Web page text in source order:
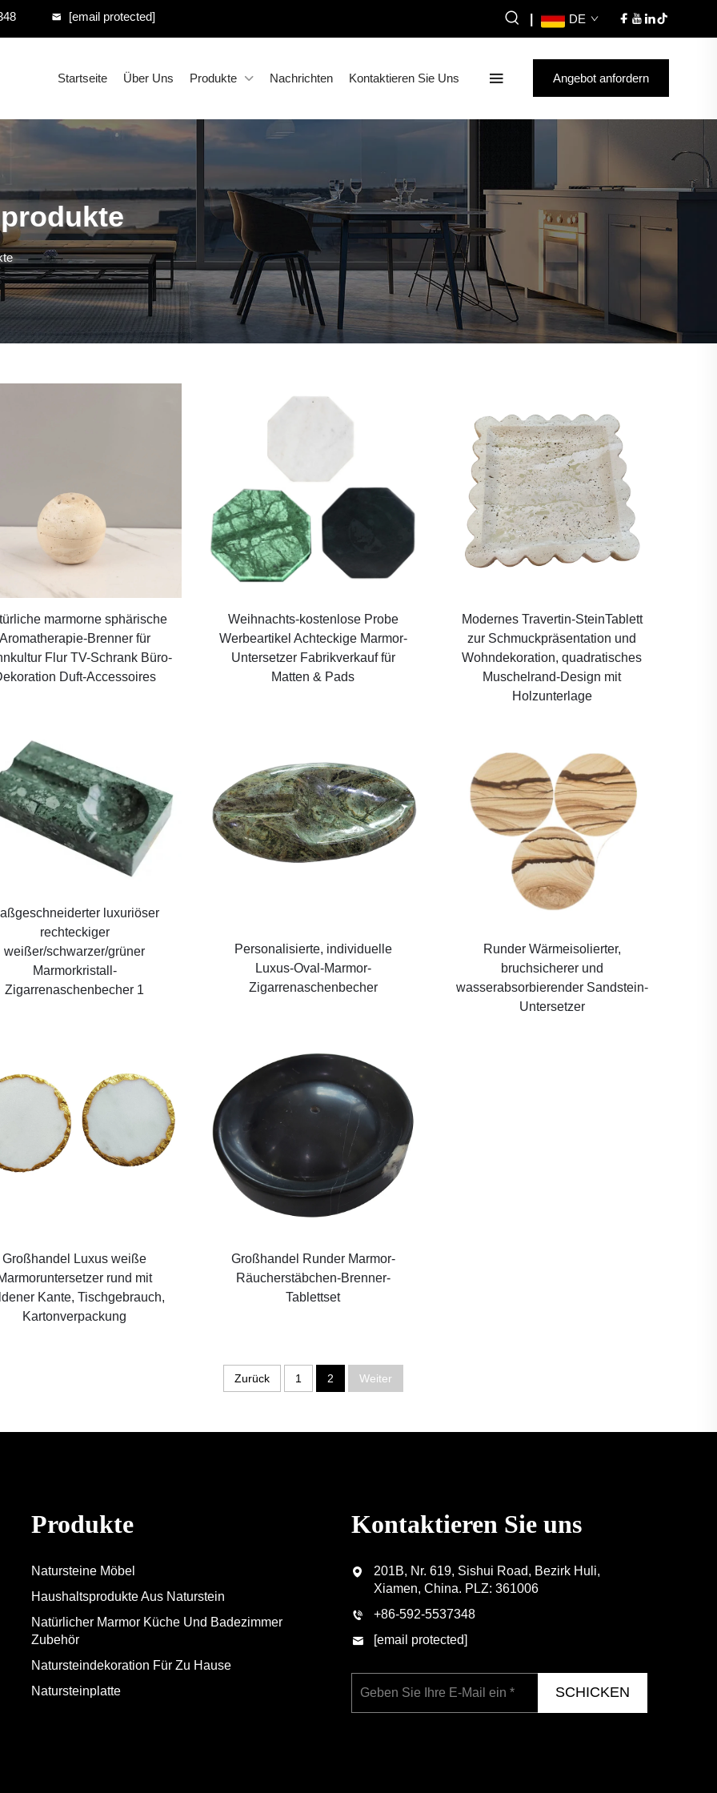
[email protected] DE
Startseite Über Uns Produkte Nachrichten Kontaktieren Sie Uns Angebot anfordern
marmorne sphärische
Brenner für
Flur TV-Schrank Büro-
Duft-Accessoires
Weihnachts-kostenlose Probe
Werbeartikel Achteckige Marmor-
Untersetzer Fabrikverkauf für
Matten & Pads
Modernes Travertin-SteinTablett
zur Schmuckpräsentation und
Wohndekoration, quadratisches
Muschelrand-Design mit
Holzunterlage
luxuriöser
rechteckiger
weißer/schwarzer/grüner
Marmorkristall-
Zigarrenaschenbecher 1
Personalisierte, individuelle
Luxus-Oval-Marmor-
Zigarrenaschenbecher
Runder Wärmeisolierter,
bruchsicherer und
wasserabsorbierender Sandstein-
Untersetzer
Großhandel Luxus weiße
rund mit
Kante, Tischgebrauch,
Kartonverpackung
Großhandel Runder Marmor-
Räucherstäbchen-Brenner-
Tablettset
Zurück 1 2 Weiter
Produkte
Natursteine Möbel
Haushaltsprodukte Aus Naturstein
Natürlicher Marmor Küche Und Badezimmer
Zubehör
Natursteindekoration Für Zu Hause
Natursteinplatte
Kontaktieren Sie uns
201B, Nr. 619, Sishui Road, Bezirk Huli,
Xiamen, China. PLZ: 361006
+86-592-5537348
[email protected]
SCHICKEN